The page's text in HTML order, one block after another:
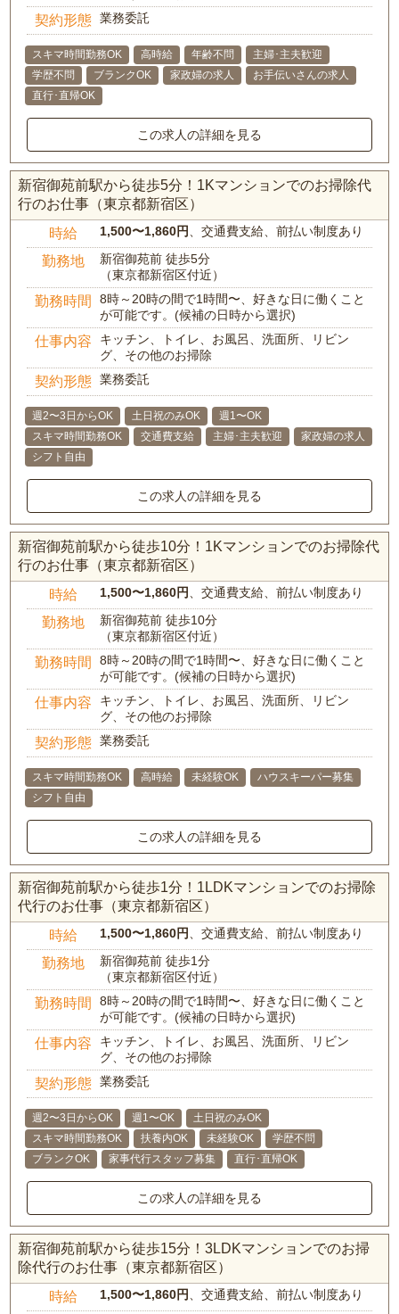
契約形態 業務委託
スキマ時間勤務OK 高時給 年齢不問
主婦･主夫歓迎
学歴不問
ブランクOK 家政婦の求人
お手伝いさんの求人
直行･直帰OK
この求人の詳細を見る
新宿御苑前駅から徒歩5分！1Kマンションでのお掃除代
行のお仕事（東京都新宿区）
時給 1,500〜1,860円、交通費支給、前払い制度あり
勤務地
新宿御苑前 徒歩5分
（東京都新宿区付近）
勤務時間
8時～20時の間で1時間〜、好きな日に働くこと
が可能です。(候補の日時から選択)
仕事内容
キッチン、トイレ、お風呂、洗面所、リビン
グ、その他のお掃除
契約形態 業務委託
週2〜3日からOK 土日祝のみOK
週1〜OK
スキマ時間勤務OK
交通費支給 主婦･主夫歓迎
家政婦の求人
シフト自由
この求人の詳細を見る
新宿御苑前駅から徒歩10分！1Kマンションでのお掃除代
行のお仕事（東京都新宿区）
時給 1,500〜1,860円、交通費支給、前払い制度あり
勤務地
新宿御苑前 徒歩10分
（東京都新宿区付近）
勤務時間
8時～20時の間で1時間〜、好きな日に働くこと
が可能です。(候補の日時から選択)
仕事内容
キッチン、トイレ、お風呂、洗面所、リビン
グ、その他のお掃除
契約形態 業務委託
スキマ時間勤務OK 高時給 未経験OK
ハウスキーパー募集
シフト自由
この求人の詳細を見る
新宿御苑前駅から徒歩1分！1LDKマンションでのお掃除
代行のお仕事（東京都新宿区）
時給 1,500〜1,860円、交通費支給、前払い制度あり
勤務地
新宿御苑前 徒歩1分
（東京都新宿区付近）
勤務時間
8時～20時の間で1時間〜、好きな日に働くこと
が可能です。(候補の日時から選択)
仕事内容
キッチン、トイレ、お風呂、洗面所、リビン
グ、その他のお掃除
契約形態 業務委託
週2〜3日からOK 週1〜OK
土日祝のみOK
スキマ時間勤務OK
扶養内OK 未経験OK
学歴不問
ブランクOK
家事代行スタッフ募集 直行･直帰OK
この求人の詳細を見る
新宿御苑前駅から徒歩15分！3LDKマンションでのお掃
除代行のお仕事（東京都新宿区）
時給 1,500〜1,860円、交通費支給、前払い制度あり